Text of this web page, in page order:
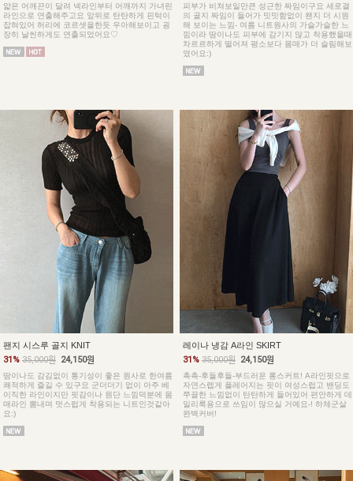
얇은 어깨끈이 달려 넥라인부터 어깨까지 가녀린
라인으로 연출해주고요 앞뒤로 탄탄하게 핀턱이
잡혀있어 허리에 코르셋을한듯 우아해보이고 굉
장히 날씬하게도 연출되었어요♡
피부가 비쳐보일만큰 성근한 짜임이구요 세로결
의 골지 짜임이 들어가 밋밋함없이 왠지 더 시원
해 보이는 느낌- 여름 니트원사의 가슬가슬한 느
낌이라 땀이나도 피부에 감기지 않고 착용했을때
차르르하게 떨어져 평소보다 몸매가 더 슬림해보
였어요:)
팬지 시스루 골지 KNIT
31% 35,000원 24,150원
땀이나도 감김없이 통기성이 좋은 원사로 한여름
쾌적하게 즐길 수 있구요 군더더기 없이 아주 베
이직한 라인이지만 핏감이나 원단 느낌덕분에 몸
매라인 뽐내며 멋스럽게 착용되는 니트인것같아
요:)
레이나 냉감 A라인 SKIRT
31% 35,000원 24,150원
촉촉-후들후들-부드러운 롱스커트! A라인핏으로
자연스렙게 플레어지는 핏이 여성스럽고 밴딩도
쭈끌한 느낌없이 탄탄하게 들어있어 편안하게 데
일리룩용으로 쓰임이 많으실 거예요-! 하체군살
완벽커버!